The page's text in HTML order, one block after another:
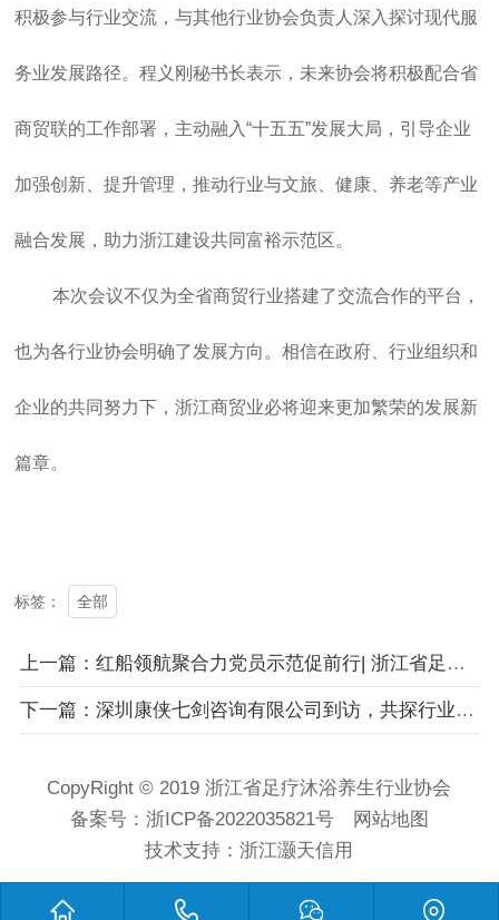
积极参与行业交流，与其他行业协会负责人深入探讨现代服
务业发展路径。程义刚秘书长表示，未来协会将积极配合省
商贸联的工作部署，主动融入“十五五”发展大局，引导企业
加强创新、提升管理，推动行业与文旅、健康、养老等产业
融合发展，助力浙江建设共同富裕示范区。
本次会议不仅为全省商贸行业搭建了交流合作的平台，
也为各行业协会明确了发展方向。相信在政府、行业组织和
企业的共同努力下，浙江商贸业必将迎来更加繁荣的发展新
篇章。
标签： 全部
上一篇：红船领航聚合力党员示范促前行| 浙江省足疗沐浴养生行业协会 徒步盛会暨跨省交流活动圆满落幕
下一篇：深圳康侠七剑咨询有限公司到访，共探行业新局
CopyRight © 2019 浙江省足疗沐浴养生行业协会
备案号： 浙ICP备2022035821号
网站地图
技术支持：浙江灏天信用